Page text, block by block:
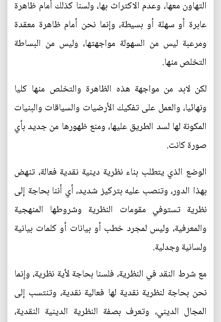
التهاون معها، وعدم الاكتراث بها، ولسنا كذلك أمام ظاهرة
عابرة أو سهلة أو بسيطة، وإنما نحن أمام ظاهرة معقدة
ومرعبة ليس من السهولة مواجهتها، وليس من البساطة
التخلص منها.
لكن لابد من مواجهة هذه الظاهرة والتخلص منها كليا
ونهائيا، والعمل على تفكيك الأرضيات والسياقات والبنيات
المكونة لها لسد الطريق عليها، ومنع ظهورها من جديد بأي
صورة كانت.
الوضع الذي يتطلب بناء نظرية دينية نقدية فعالة، تنهض
بهذا الدور، وتنصب عليه بتركيز شديد، أي أننا بحاجة إلى
نظرية تستوفي مقومات النظرية وشروطها المنهجية
والمعرفية، وليس لمجرد خطب أو بيانات أو كلمات بيانية
ولسانية وجدلية.
مع شرط النقد في النظرية، فلسنا بحاجة لأية نظرية، وإنما
نحن بحاجة لنظرية نقدية لها فعالية نقدية، وتنتسب إلى
المجال الديني، وتعرف بصفة النظرية الدينية النقدية،